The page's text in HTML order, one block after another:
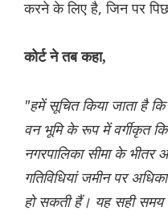
करने के लिए है, जिन पर
कोर्ट ने तब कहा,
"हमें सूचित किया जाता है
वन भूमि के रूप में वर्गीकृत
नगरपालिका सीमा के
गतिविधियां जमीन पर
हो सकती हैं। यह सही समय